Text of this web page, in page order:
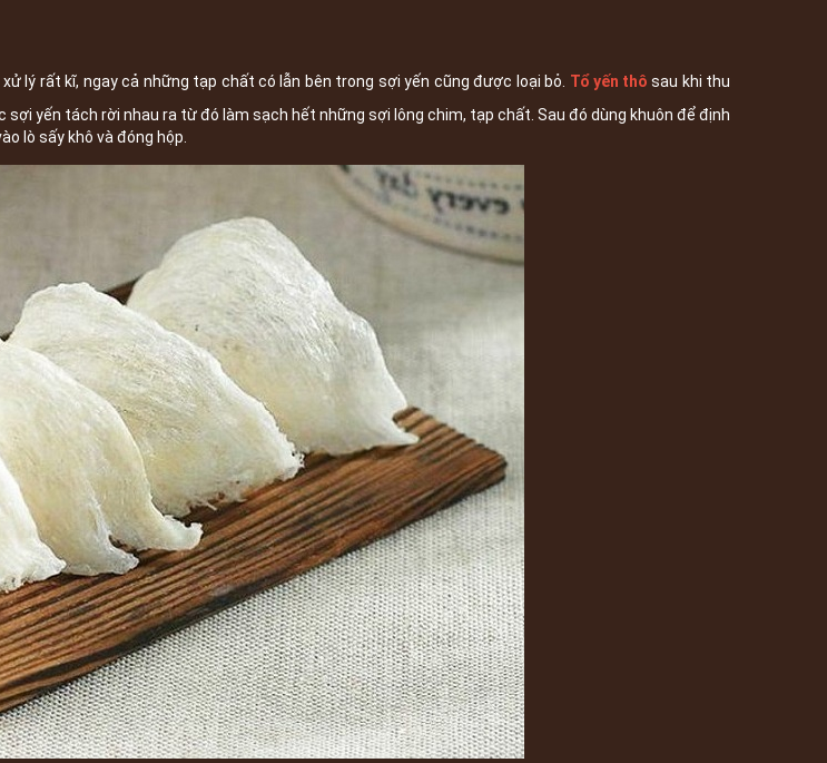
lý rất kĩ, ngay cả những tạp chất có lẫn bên trong sợi yến cũng được loại bỏ. Tổ yến thô sau khi thu
yến tách rời nhau ra từ đó làm sạch hết những sợi lông chim, tạp chất. Sau đó dùng khuôn để định
lò sấy khô và đóng hộp.